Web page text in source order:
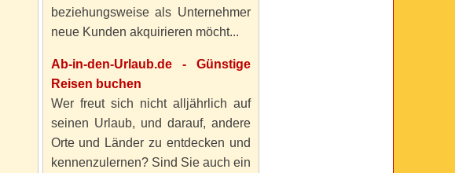
beziehungsweise als Unternehmer
neue Kunden akquirieren möcht...
Ab-in-den-Urlaub.de - Günstige
Reisen buchen
Wer freut sich nicht alljährlich auf
seinen Urlaub, und darauf, andere
Orte und Länder zu entdecken und
kennenzulernen? Sind Sie auch ein